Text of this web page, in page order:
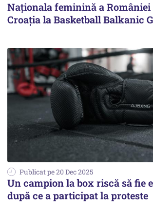
Naționala feminină a
Croația la Basketball Balkanic
Publicat pe 20 Dec 2025
Un campion la box riscă să fie
după ce a participat la proteste